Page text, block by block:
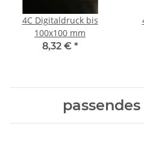
4C Digitaldruck bis
100x100 mm
8,32 € *